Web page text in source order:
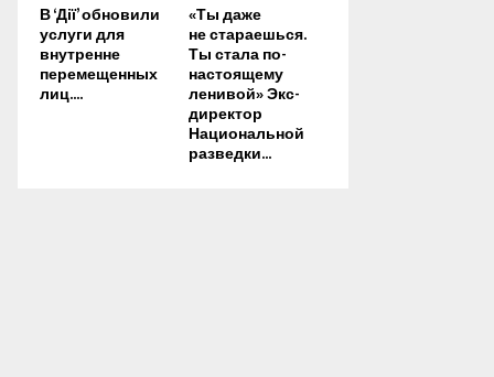
В ‘Дії’ обновили
услуги для
внутренне
перемещенных
лиц....
«Ты даже
не стараешься.
Ты стала по-
настоящему
ленивой» Экс-
директор
Национальной
разведки...